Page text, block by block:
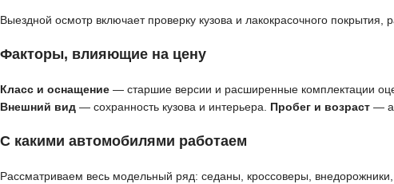
Выездной осмотр включает проверку кузова и лакокрасочного
Факторы, влияющие на цену
Класс и оснащение — старшие версии и расширенные комплектации
Внешний вид — сохранность кузова и интерьера. Пробег и возраст —
С какими автомобилями работаем
Рассматриваем весь модельный ряд: седаны, кроссоверы,